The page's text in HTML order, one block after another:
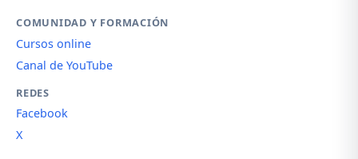
COMUNIDAD Y FORMACIÓN
Cursos online
Canal de YouTube
REDES
Facebook
X